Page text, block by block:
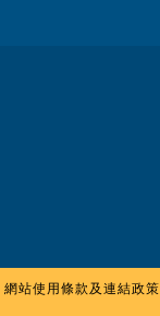
網站使用條款及連結政策